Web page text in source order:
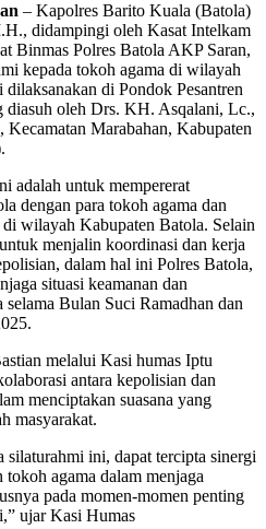
– Kapolres Barito Kuala (Batola)
didampingi oleh Kasat Intelkam
Binmas Polres Batola AKP Saran,
kepada tokoh agama di wilayah
di Pondok Pesantren
oleh Drs. KH. Asqalani, Lc.,
Kecamatan Marabahan, Kabupaten
adalah untuk mempererat
dengan para tokoh agama dan
wilayah Kabupaten Batola. Selain
menjalin koordinasi dan kerja
dalam hal ini Polres Batola,
situasi keamanan dan
selama Bulan Suci Ramadhan dan
melalui Kasi humas Iptu
antara kepolisian dan
menciptakan suasana yang
masyarakat.
silaturahmi ini, dapat tercipta sinergi
agama dalam menjaga
pada momen-momen penting
ujar Kasi Humas